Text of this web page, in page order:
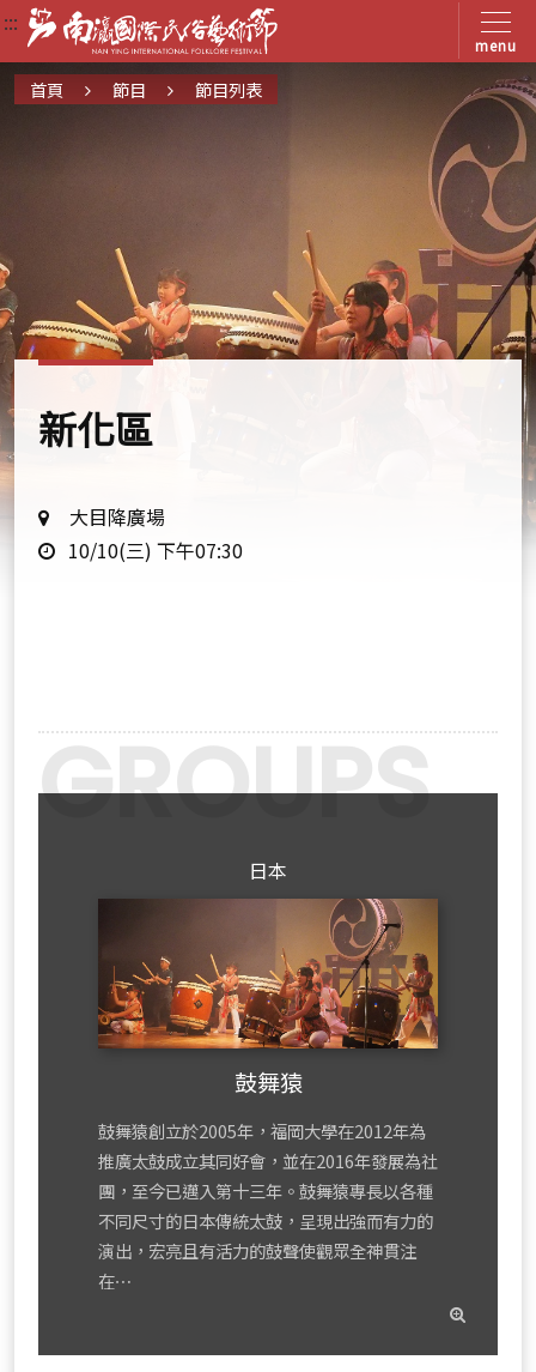
menu
:::
:::
:::
首頁 節目 節目列表
新化區
地
點
大目降廣場
時
10/10(三) 下午07:30
日本
鼓舞猿
鼓舞猿創立於2005年，福岡大學在2012年為
推廣太鼓成立其同好會，並在2016年發展為社
團，至今已邁入第十三年。鼓舞猿專長以各種
不同尺寸的日本傳統太鼓，呈現出強而有力的
演出，宏亮且有活力的鼓聲使觀眾全神貫注
在⋯